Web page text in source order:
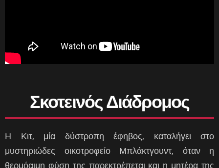
Σκοτεινός Διάδρομος
Η Κιτ, μία δύστροπη έφηβος, καταλήγει στο
μυστηριώδες οικοτροφείο Μπλάκτγουντ, όταν η
θερμόαιμη φύση της παρεκτρέπεται και η μητέρα της